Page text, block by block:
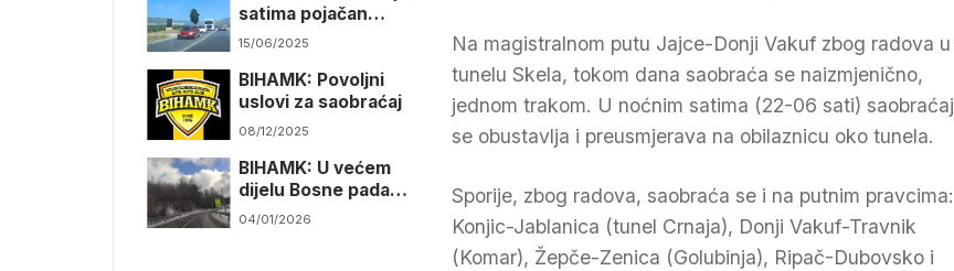
satima pojačan
intenzitet saobraćaja
15/06/2025
BIHAMK: Povoljni
uslovi za saobraćaj
08/12/2025
BIHAMK: U većem
dijelu Bosne pada
snijeg i otežava
04/01/2026
Na magistralnom putu Jajce-Donji Vakuf zbog radova u
tunelu Skela, tokom dana saobraća se naizmjenično,
jednom trakom. U noćnim satima (22-06 sati) saobraćaj
se obustavlja i preusmjerava na obilaznicu oko tunela.
Sporije, zbog radova, saobraća se i na putnim pravcima:
Konjic-Jablanica (tunel Crnaja), Donji Vakuf-Travnik
(Komar), Žepče-Zenica (Golubinja), Ripač-Dubovsko i